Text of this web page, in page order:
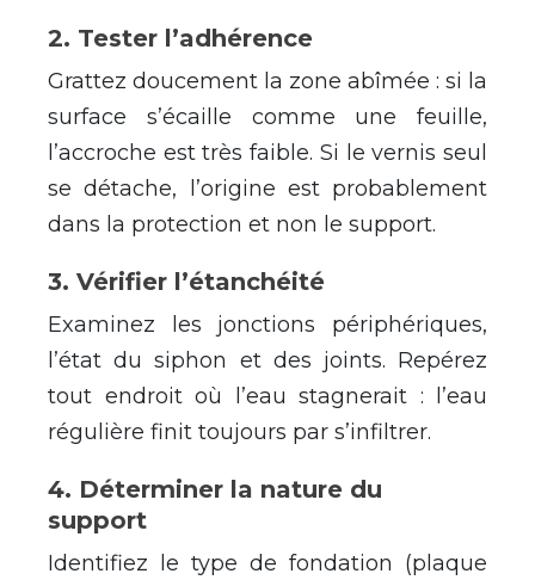
2. Tester l’adhérence
Grattez doucement la zone abîmée : si la
surface s’écaille comme une feuille,
l’accroche est très faible. Si le vernis seul
se détache, l’origine est probablement
dans la protection et non le support.
3. Vérifier l’étanchéité
Examinez les jonctions périphériques,
l’état du siphon et des joints. Repérez
tout endroit où l’eau stagnerait : l’eau
régulière finit toujours par s’infiltrer.
4. Déterminer la nature du
support
Identifiez le type de fondation (plaque